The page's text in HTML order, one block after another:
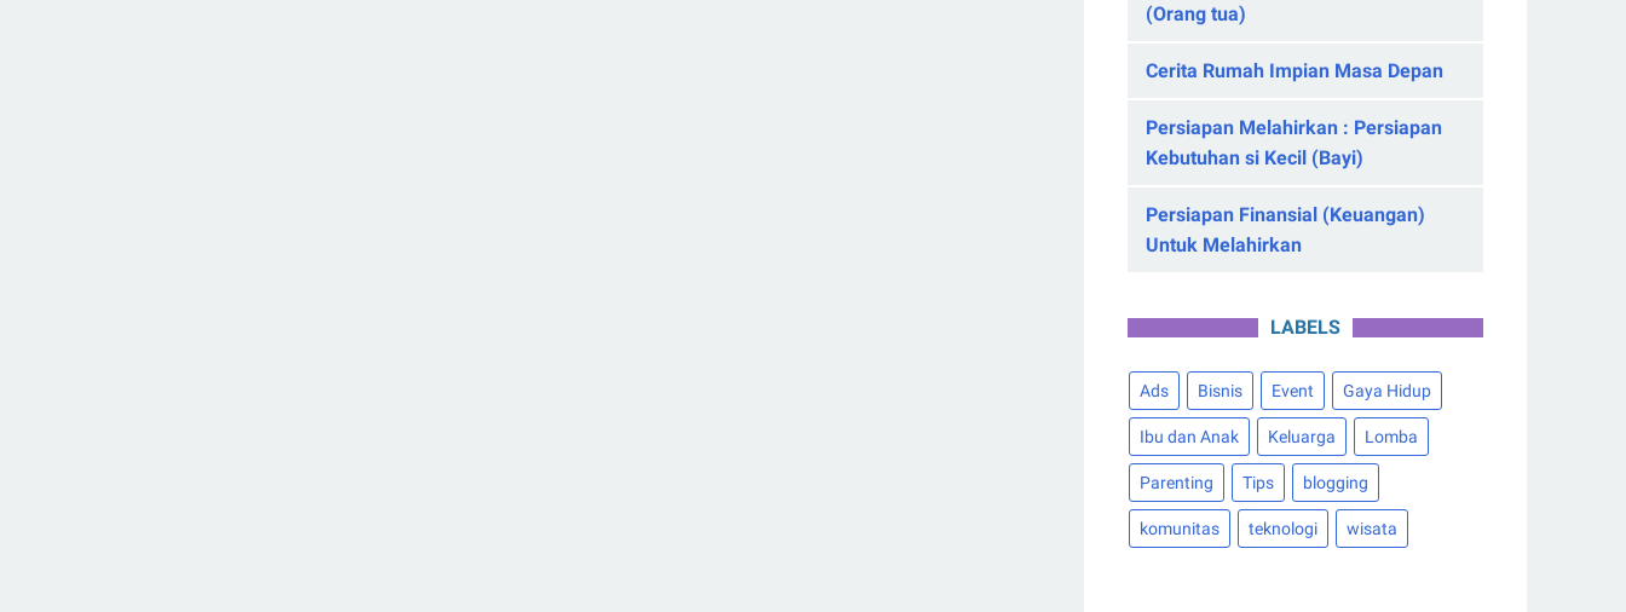
(Orang tua)
Cerita Rumah Impian Masa Depan
Persiapan Melahirkan : Persiapan
Kebutuhan si Kecil (Bayi)
Persiapan Finansial (Keuangan)
Untuk Melahirkan
LABELS
Ads Bisnis Event Gaya Hidup
Ibu dan Anak Keluarga Lomba
Parenting Tips blogging
komunitas teknologi wisata